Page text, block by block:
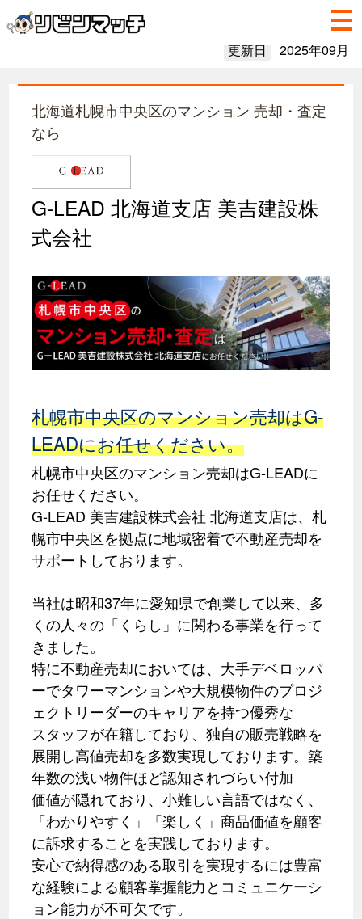
更新日 2025年09月
北海道札幌市中央区のマンション 売却・査定
なら
G-LEAD 北海道支店 美吉建設株
式会社
札幌市中央区のマンション売却はG-
LEADにお任せください。
札幌市中央区のマンション売却はG-LEADに
お任せください。
G-LEAD 美吉建設株式会社 北海道支店は、札
幌市中央区を拠点に地域密着で不動産売却を
サポートしております。
当社は昭和37年に愛知県で創業して以来、多
くの人々の「くらし」に関わる事業を行って
きました。
特に不動産売却においては、大手デベロッパ
ーでタワーマンションや大規模物件のプロジ
ェクトリーダーのキャリアを持つ優秀な
スタッフが在籍しており、独自の販売戦略を
展開し高値売却を多数実現しております。築
年数の浅い物件ほど認知されづらい付加
価値が隠れており、小難しい言語ではなく、
「わかりやすく」「楽しく」商品価値を顧客
に訴求することを実践しております。
安心で納得感のある取引を実現するには豊富
な経験による顧客掌握能力とコミュニケーシ
ョン能力が不可欠です。